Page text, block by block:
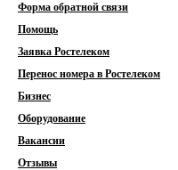
Форма обратной связи
Помощь
Заявка Ростелеком
Перенос номера в Ростелеком
Бизнес
Оборудование
Вакансии
Отзывы